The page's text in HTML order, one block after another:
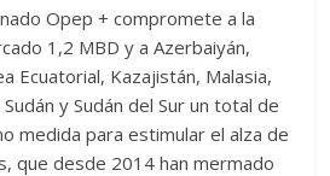
Opep + compromete a la
1,2 MBD y a Azerbaiyán,
Ecuatorial, Kazajistán, Malasia,
y Sudán del Sur un total de
medida para estimular el alza de
que desde 2014 han mermado